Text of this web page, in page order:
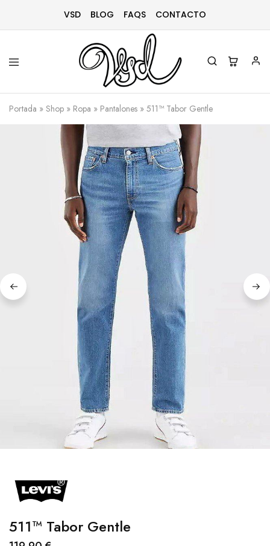
VSD BLOG FAQS CONTACTO
Vsd
Ropa
y
complementos
desde
1996
Portada » Shop » Ropa » Pantalones » 511™ Tabor Gentle
511™ Tabor Gentle